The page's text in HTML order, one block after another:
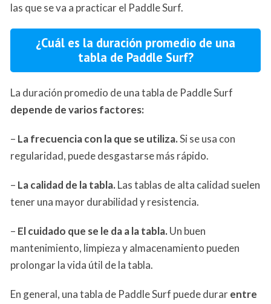
las que se va a practicar el Paddle Surf.
¿Cuál es la duración promedio de una
tabla de Paddle Surf?
La duración promedio de una tabla de Paddle Surf
depende de varios factores:
– La frecuencia con la que se utiliza.Si se usa con
regularidad, puede desgastarse más rápido.
– La calidad de la tabla.Las tablas de alta calidad suelen
tener una mayor durabilidad y resistencia.
– El cuidado que se le da a la tabla.Un buen
mantenimiento, limpieza y almacenamiento pueden
prolongar la vida útil de la tabla.
En general, una tabla de Paddle Surf puede durarentre